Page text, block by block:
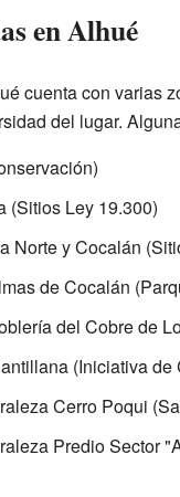
en Alhué
cuenta con varias
del lugar.
(Sitios Ley 19.300)
Norte y Cocalán
de Cocalán
del Cobre de
(Iniciativa
Cerro Poqui
Predio Sector